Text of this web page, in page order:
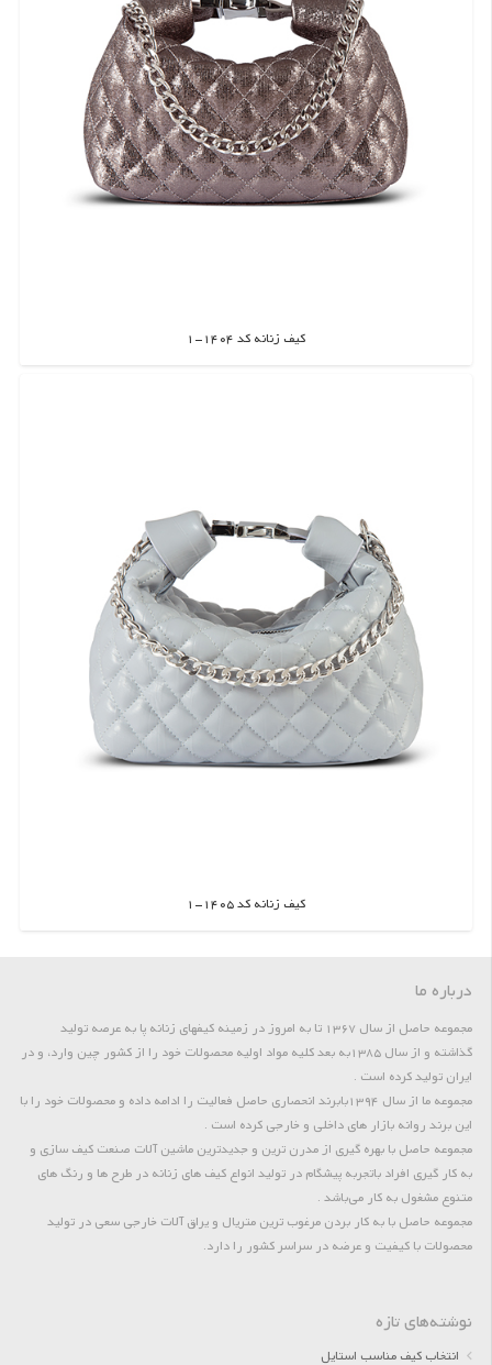
کیف زنانه کد 1404-1
اطلاعات بیشتر
کیف زنانه کد 1405-1
اطلاعات بیشتر
درباره ما
مجموعه حاصل از سال 1367 تا به امروز در زمینه کیفهای زنانه پا به عرصه تولید
گذاشته و از سال 1385به بعد کلیه مواد اولیه محصولات خود را از کشور چین وارد، و در
ایران تولید کرده است .
مجموعه ما از سال 1394بابرند انحصاری حاصل فعالیت را ادامه داده و محصولات خود را با
این برند روانه بازار های داخلی و خارجی کرده است .
مجموعه حاصل با بهره گیری از مدرن ترین و جدیدترین ماشین آلات صنعت کیف سازی و
به کار گیری افراد باتجربه پیشگام در تولید انواع کیف های زنانه در طرح ها و رنگ های
متنوع مشغول به کار می‌باشد .
مجموعه حاصل با به کار بردن مرغوب ترین متریال و یراق آلات خارجی سعی در تولید
محصولات با کیفیت و عرضه در سراسر کشور را دارد.
نوشته‌های تازه
انتخاب کیف مناسب استایل